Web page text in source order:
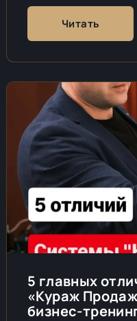
Читать
5 главных
«Кураж
бизнес-